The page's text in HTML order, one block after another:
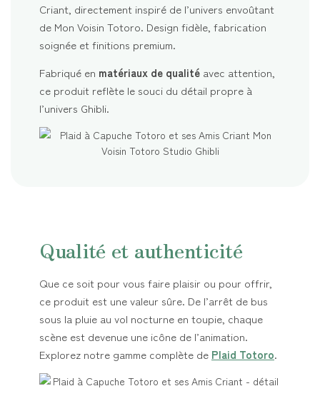
Criant, directement inspiré de l’univers envoûtant
de Mon Voisin Totoro. Design fidèle, fabrication
soignée et finitions premium.
Fabriqué en matériaux de qualité avec attention,
ce produit reflète le souci du détail propre à
l’univers Ghibli.
Qualité et authenticité
Que ce soit pour vous faire plaisir ou pour offrir,
ce produit est une valeur sûre. De l’arrêt de bus
sous la pluie au vol nocturne en toupie, chaque
scène est devenue une icône de l’animation.
Explorez notre gamme complète de Plaid Totoro.